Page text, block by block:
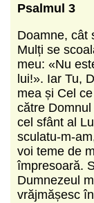
Psalmul 3
Doamne, cât
Mulți se
meu: «Nu
lui!». Iar Tu,
mea și Cel
către
cel sfânt al
sculatu-m-
voi teme de
împresoară.
Dumnezeul
vrăjmășesc